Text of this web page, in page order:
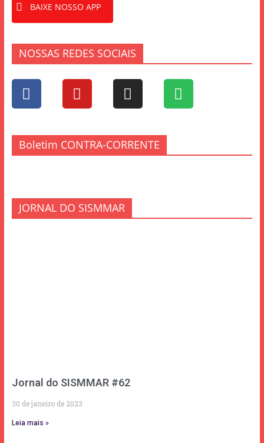
BAIXE NOSSO APP
NOSSAS REDES SOCIAIS
Boletim CONTRA-CORRENTE
JORNAL DO SISMMAR
Jornal do SISMMAR #62
30 de janeiro de 2023
Leia mais »